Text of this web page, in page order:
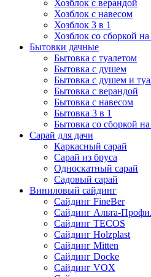
Хозблок с верандой
Хозблок с навесом
Хозблок 3 в 1
Хозблок со сборкой на
Бытовки дачные
Бытовка с туалетом
Бытовка с душем
Бытовка с душем и
Бытовка с верандой
Бытовка с навесом
Бытовка 3 в 1
Бытовка со сборкой на
Сарай для дачи
Каркасный сарай
Сарай из бруса
Односкатный сарай
Садовый сарай
Виниловый сайдинг
Сайдинг FineBer
Сайдинг Альта-
Сайдинг TECOS
Сайдинг Holzplast
Сайдинг Mitten
Сайдинг Docke
Сайдинг VOX